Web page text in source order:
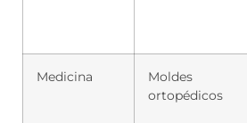
Medicina
Moldes
ortopédicos